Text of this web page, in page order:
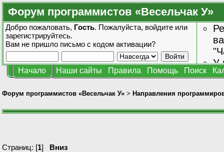
Форум программистов «Весельчак У»
Добро пожаловать, Гость. Пожалуйста, войдите или
зарегистрируйтесь.
Вам не пришло письмо с кодом активации?
У
Начало Наши сайты Правила Помощь Поиск
Форум программистов «Весельчак У» > Направления
Страниц: [1] Вниз